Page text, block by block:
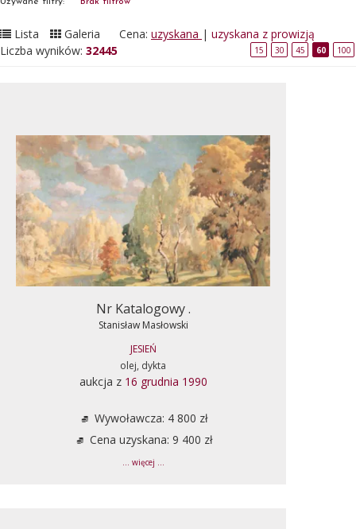
Lista Galeria Cena: uzyskana | uzyskana z prowizją
Liczba wyników: 32445 15 30 45 60 100
Nr Katalogowy .
Stanisław Masłowski
JESIEŃ
olej, dykta
aukcja z 16 grudnia 1990
Wywoławcza: 4 800 zł
Cena uzyskana: 9 400 zł
... więcej ...